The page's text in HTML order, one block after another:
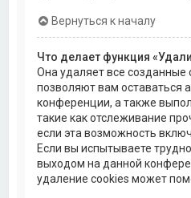
Вернуться к началу
Что делает функция
Она удаляет все созданные
позволяют вам оставаться
конференции, а также
такие как отслеживание
если эта возможность
Если вы испытываете
выходом на данной
удаление cookies может